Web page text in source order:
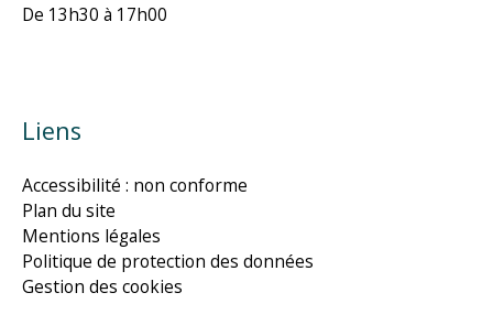
De 13h30 à 17h00
Liens
Accessibilité : non conforme
Plan du site
Mentions légales
Politique de protection des données
Gestion des cookies